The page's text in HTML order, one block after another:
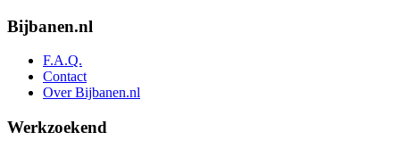
Bijbanen.nl
F.A.Q.
Contact
Over Bijbanen.nl
Werkzoekend